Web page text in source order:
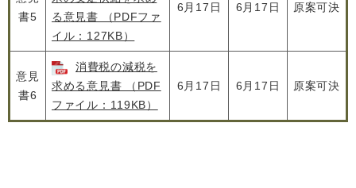
書5
る意見書 （PDFファ
イル：127KB）
6月17日 6月17日 原案可決
意見
書6
消費税の減税を
求める意見書 （PDF
ファイル：119KB）
6月17日 6月17日 原案可決